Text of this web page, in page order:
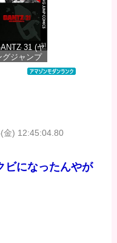
価格：¥100
31 (ヤ
グジャンプ
ミックス
金) 12:45:04.80
ビになったんやが